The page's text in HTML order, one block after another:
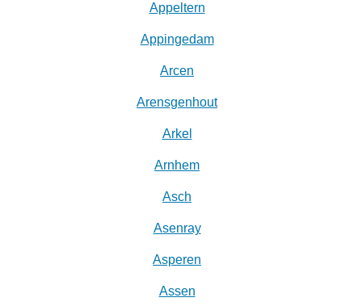
Appeltern
Appingedam
Arcen
Arensgenhout
Arkel
Arnhem
Asch
Asenray
Asperen
Assen